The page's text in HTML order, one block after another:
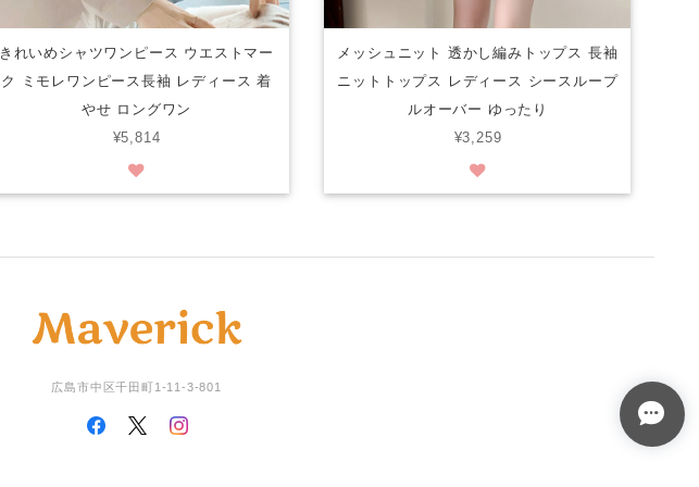
きれいめシャツワンピース ウエストマー
ク ミモレワンピース長袖 レディース 着
やせ ロングワン
¥5,814
メッシュニット 透かし編みトップス 長袖
ニットトップス レディース シースループ
ルオーバー ゆったり
¥3,259
広島市中区千田町1-11-3-801